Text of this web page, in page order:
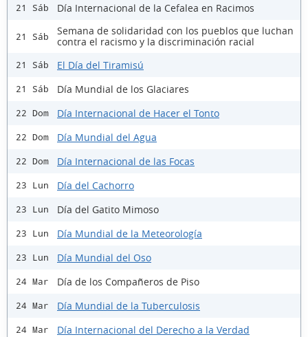
21 Sáb Día Internacional de la Cefalea en Racimos
21 Sáb
Semana de solidaridad con los pueblos que luchan
contra el racismo y la discriminación racial
21 Sáb El Día del Tiramisú
21 Sáb Día Mundial de los Glaciares
22 Dom Día Internacional de Hacer el Tonto
22 Dom Día Mundial del Agua
22 Dom Día Internacional de las Focas
23 Lun Día del Cachorro
23 Lun Día del Gatito Mimoso
23 Lun Día Mundial de la Meteorología
23 Lun Día Mundial del Oso
24 Mar Día de los Compañeros de Piso
24 Mar Día Mundial de la Tuberculosis
24 Mar Día Internacional del Derecho a la Verdad